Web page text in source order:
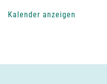
v
Kalender anzeigen